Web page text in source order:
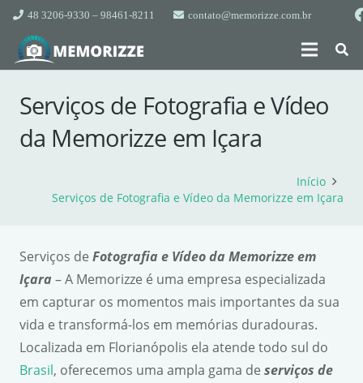
48 3206-9330 – 98461-8211 contato@memorizze.com.br
Serviços de Fotografia e Vídeo
da Memorizze em Içara
Início
Serviços de Fotografia e Vídeo da Memorizze em Içara
Serviços de Fotografia e Vídeo da Memorizze em
Içara – A Memorizze é uma empresa especializada
em capturar os momentos mais importantes da sua
vida e transformá-los em memórias duradouras.
Localizada em Florianópolis ela atende todo sul do
Brasil, oferecemos uma ampla gama de serviços de